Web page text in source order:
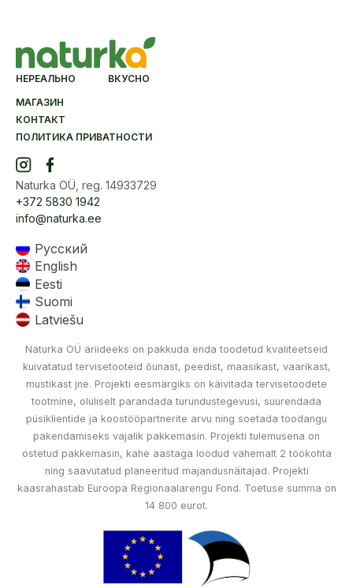
НЕРЕАЛЬНО ВКУСНО
МАГАЗИН
КОНТАКТ
ПОЛИТИКА ПРИВАТНОСТИ
Naturka OÜ, reg. 14933729
+372 5830 1942
info@naturka.ee
Русский
English
Eesti
Suomi
Latviešu
Naturka OÜ äriideeks on pakkuda enda toodetud kvaliteetseid
kuivatatud tervisetooteid õunast, peedist, maasikast, vaarikast,
mustikast jne. Projekti eesmärgiks on käivitada tervisetoodete
tootmine, oluliselt parandada turundustegevusi, suurendada
püsiklientide ja koostööpartnerite arvu ning soetada toodangu
pakendamiseks vajalik pakkemasin. Projekti tulemusena on
ostetud pakkemasin, kahe aastaga loodud vähemalt 2 töökohta
ning saavutatud planeeritud majandusnäitajad. Projekti
kaasrahastab Euroopa Regionaalarengu Fond. Toetuse summa on
14 800 eurot.